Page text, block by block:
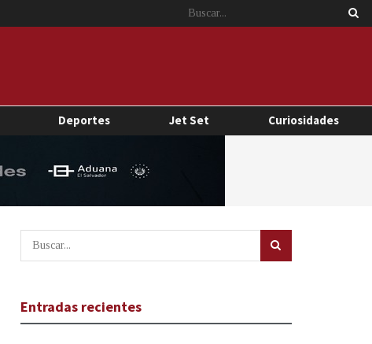
Deportes Jet Set Curiosidades
Entradas recientes